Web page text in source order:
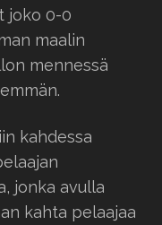
joko 0-0
maalin
mennessä
kahdessa
jonka avulla
kahta pelaajaa